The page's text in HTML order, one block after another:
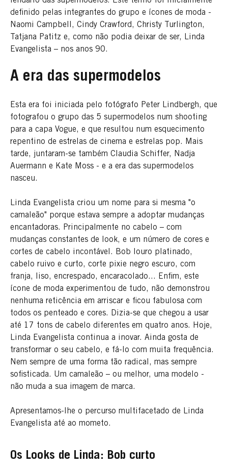
definido pelas integrantes do grupo e ícones de moda -
Naomi Campbell, Cindy Crawford, Christy Turlington,
Tatjana Patitz e, como não podia deixar de ser, Linda
Evangelista – nos anos 90.
A era das supermodelos
Esta era foi iniciada pelo fotógrafo Peter Lindbergh, que
fotografou o grupo das 5 supermodelos num shooting
para a capa Vogue, e que resultou num esquecimento
repentino de estrelas de cinema e estrelas pop. Mais
tarde, juntaram-se também Claudia Schiffer, Nadja
Auermann e Kate Moss - e a era das supermodelos
nasceu.
Linda Evangelista criou um nome para si mesma "o
camaleão" porque estava sempre a adoptar mudanças
encantadoras. Principalmente no cabelo – com
mudanças constantes de look, e um número de cores e
cortes de cabelo incontável. Bob louro platinado,
cabelo ruivo e curto, corte pixie negro escuro, com
franja, liso, encrespado, encaracolado... Enfim, este
ícone de moda experimentou de tudo, não demonstrou
nenhuma reticência em arriscar e ficou fabulosa com
todos os penteado e cores. Dizia-se que chegou a usar
até 17 tons de cabelo diferentes em quatro anos. Hoje,
Linda Evangelista continua a inovar. Ainda gosta de
transformar o seu cabelo, e fá-lo com muita frequência.
Nem sempre de uma forma tão radical, mas sempre
sofisticada. Um camaleão – ou melhor, uma modelo -
não muda a sua imagem de marca.
Apresentamos-lhe o percurso multifacetado de Linda
Evangelista até ao mometo.
Os Looks de Linda: Bob curto